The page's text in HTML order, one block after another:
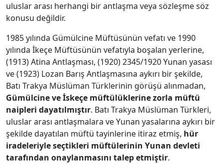
uluslar arası herhangi bir antlaşma veya sözleşme söz
konusu değildir.
1985 yılında Gümülcine Müftüsünün vefatı ve 1990
yılında İkeçe Müftüsünün vefatıyla boşalan yerlerine,
(1913) Atina Antlaşması, (1920) 2345/1920 Yunan yasası
ve (1923) Lozan Barış Antlaşmasına aykırı bir şekilde,
Batı Trakya Müslüman Türklerinin görüşü alınmadan,
Gümülcine ve İskeçe müftülüklerine zorla müftü
naipleri dayatılmıştır. Batı Trakya Müslüman Türkleri,
uluslar arası antlaşmalara ve Yunan yasalarına aykırı bir
şekilde dayatılan müftü tayinlerine itiraz etmiş, hür
iradeleriyle seçtikleri müftülerinin Yunan devleti
tarafından onaylanmasını talep etmiştir.